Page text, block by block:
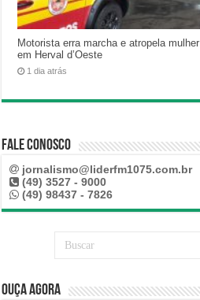
Motorista erra marcha e atropela
em Herval d’Oeste
1 dia atrás
Fale Conosco
jornalismo@liderfm1075.com.br
(49) 3527 - 9000
(49) 98437 - 7826
Ouça Agora